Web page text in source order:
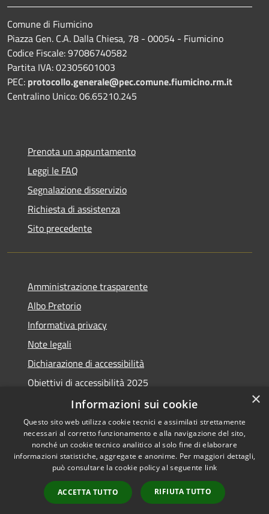
Comune di Fiumicino
Piazza Gen. C.A. Dalla Chiesa, 78 - 00054 - Fiumicino
Codice Fiscale: 97086740582
Partita IVA: 02305601003
PEC: protocollo.generale@pec.comune.fiumicino.rm.it
Centralino Unico: 06.65210.245
Prenota un appuntamento
Leggi le FAQ
Segnalazione disservizio
Richiesta di assistenza
Sito precedente
Amministrazione trasparente
Albo Pretorio
Informativa privacy
Note legali
Dichiarazione di accessibilità
Obiettivi di accessibilità 2025
Meccanismo di feedback
RSS
Accessibilità
Copyright © 2026 • Comune di
Fiumicino • Powered by
Municipium•
Accesso
redazione
×
Informazioni sui cookie
Questo sito web utilizza cookie tecnici e assimilati strettamente
necessari al corretto funzionamento e alla navigazione del sito,
nonché un cookie tecnico analitico al solo fine di elaborare
informazioni statistiche, aggregate e anonime. Per maggiori dettagli,
può consultare la cookie policy al seguente link
ACCETTA TUTTO RIFIUTA TUTTO